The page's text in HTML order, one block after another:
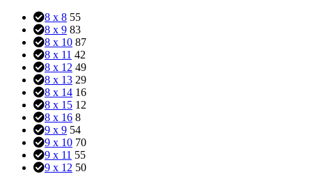
8 x 8 55
8 x 9 83
8 x 10 87
8 x 11 42
8 x 12 49
8 x 13 29
8 x 14 16
8 x 15 12
8 x 16 8
9 x 9 54
9 x 10 70
9 x 11 55
9 x 12 50